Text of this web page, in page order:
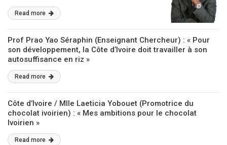
valeur ajoutée »
Read more
Prof Prao Yao Séraphin (Enseignant Chercheur) : « Pour
son développement, la Côte d’Ivoire doit travailler à son
autosuffisance en riz »
Read more
Côte d’Ivoire / Mlle Laeticia Yobouet (Promotrice du
chocolat ivoirien) : « Mes ambitions pour le chocolat
Ivoirien »
Read more